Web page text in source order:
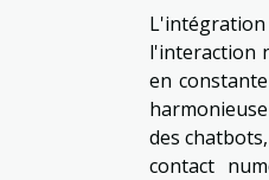
l'interaction
en
des
contact